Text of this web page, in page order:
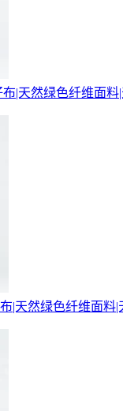
|天然绿色纤维面
|天然绿色纤维面